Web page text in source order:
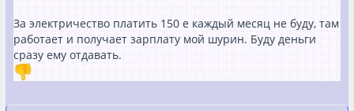
За электричество платить 150 е каждый месяц не буду, там
работает и получает зарплату мой шурин. Буду деньги
сразу ему отдавать.